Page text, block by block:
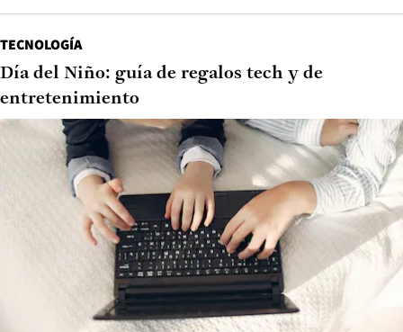
TECNOLOGÍA
Día del Niño: guía de regalos tech y de
entretenimiento